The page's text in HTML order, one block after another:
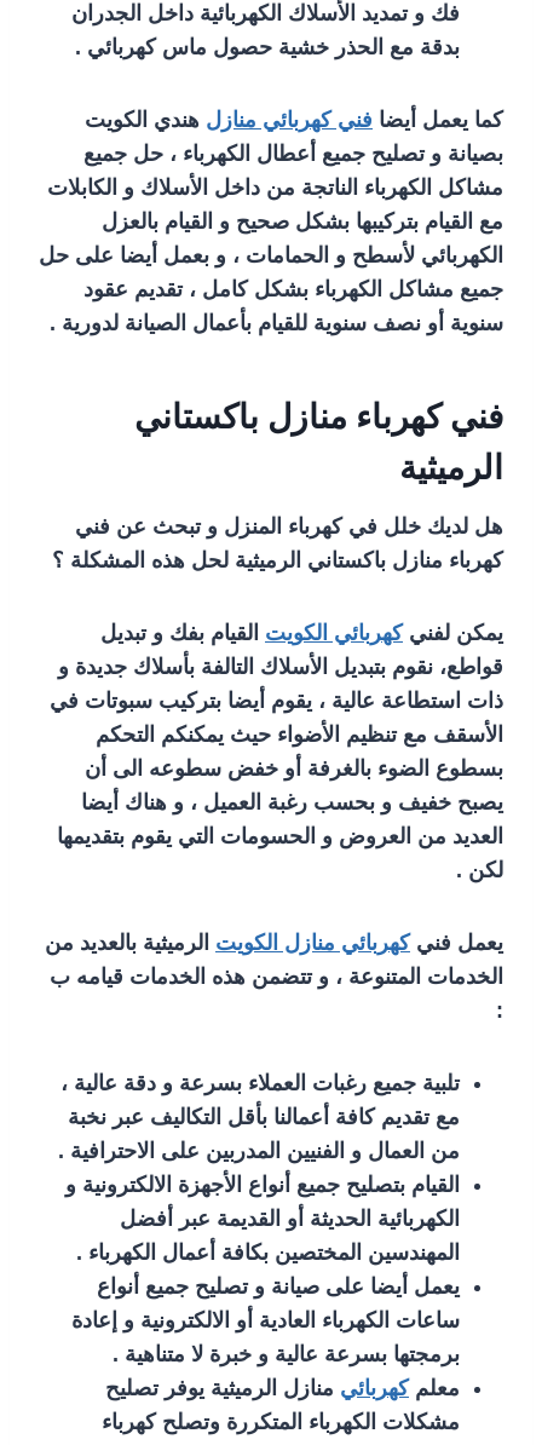
فك و تمديد الأسلاك الكهربائية داخل الجدران
بدقة مع الحذر خشية حصول ماس كهربائي .
كما يعمل أيضا فني كهربائي منازل هندي الكويت
بصيانة و تصليح جميع أعطال الكهرباء ، حل جميع
مشاكل الكهرباء الناتجة من داخل الأسلاك و الكابلات
مع القيام بتركيبها بشكل صحيح و القيام بالعزل
الكهربائي لأسطح و الحمامات ، و بعمل أيضا على حل
جميع مشاكل الكهرباء بشكل كامل ، تقديم عقود
سنوية أو نصف سنوية للقيام بأعمال الصيانة لدورية .
فني كهرباء منازل باكستاني
الرميثية
هل لديك خلل في كهرباء المنزل و تبحث عن فني
كهرباء منازل باكستاني الرميثية لحل هذه المشكلة ؟
يمكن لفنيكهربائي الكويت القيام بفك و تبديل
قواطع، نقوم بتبديل الأسلاك التالفة بأسلاك جديدة و
ذات استطاعة عالية ، يقوم أيضا بتركيب سبوتات في
الأسقف مع تنظيم الأضواء حيث يمكنكم التحكم
بسطوع الضوء بالغرفة أو خفض سطوعه الى أن
يصبح خفيف و بحسب رغبة العميل ، و هناك أيضا
العديد من العروض و الحسومات التي يقوم بتقديمها
لكن .
يعمل فنيكهربائي منازل الكويت الرميثية بالعديد من
الخدمات المتنوعة ، و تتضمن هذه الخدمات قيامه ب
:
تلبية جميع رغبات العملاء بسرعة و دقة عالية ،
مع تقديم كافة أعمالنا بأقل التكاليف عبر نخبة
من العمال و الفنيين المدربين على الاحترافية .
القيام بتصليح جميع أنواع الأجهزة الالكترونية و
الكهربائية الحديثة أو القديمة عبر أفضل
المهندسين المختصين بكافة أعمال الكهرباء .
يعمل أيضا على صيانة و تصليح جميع أنواع
ساعات الكهرباء العادية أو الالكترونية و إعادة
برمجتها بسرعة عالية و خبرة لا متناهية .
معلمكهربائي منازل الرميثية يوفر تصليح
مشكلات الكهرباء المتكررة وتصلح كهرباء